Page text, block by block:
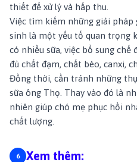
thiết để xử lý và hấp thu.
Việc tìm kiếm những giải pháp
sinh là một yếu tố quan trọng
có nhiều sữa, việc bổ sung chế
đủ chất đạm, chất béo, canxi,
Đồng thời, cần tránh những
sữa ông Thọ. Thay vào đó là
nhiên giúp chó mẹ phục hồi
chất lượng.
Xem thêm: